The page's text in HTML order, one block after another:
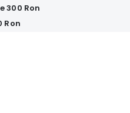
300 Ron
Ron